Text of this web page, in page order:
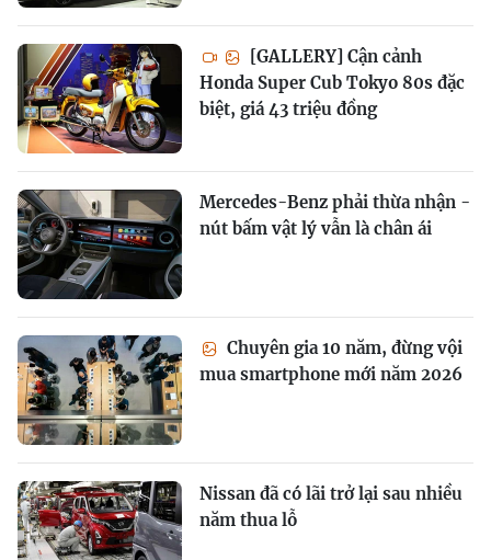
[GALLERY] Cận cảnh
Honda Super Cub Tokyo 80s đặc
biệt, giá 43 triệu đồng
Mercedes-Benz phải thừa nhận -
nút bấm vật lý vẫn là chân ái
Chuyên gia 10 năm, đừng vội
mua smartphone mới năm 2026
Nissan đã có lãi trở lại sau nhiều
năm thua lỗ